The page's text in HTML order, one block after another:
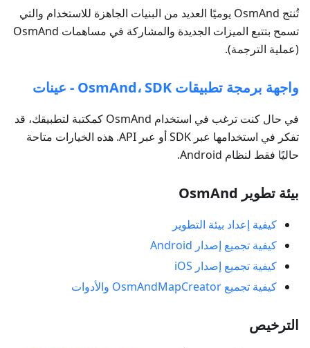
تُنتج OsmAnd يوميًا العديد من البنيات الجاهزة للاستخدام والتي
تسمح بتتبع الميزات الجديدة والمشاركة في مساهمات OsmAnd
(عملية الترجمة).
واجهة برمجة تطبيقات OsmAnd، SDK - عينات
في حال كنت ترغب في استخدام OsmAnd كمكتبة لتطبيقك، قد
تفكر في استخدامها عبر SDK أو عبر API. هذه الخيارات متاحة
حاليًا فقط لنظام Android.
بيئة تطوير OsmAnd
كيفية إعداد بيئة التطوير
كيفية تجميع إصدار Android
كيفية تجميع إصدار iOS
كيفية تجميع OsmAndMapCreator والأدوات
الترخيص